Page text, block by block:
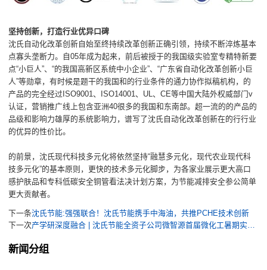
坚持创新，打造行业优异口碑
沈氏自动化改革创新自始至终持续改革创新正确引领，持续不断淬炼基本
点寡头垄断力。自05年成为起来，前后被授于的我国级实验室专精特新要
点“小巨人”、“的我国高新区系统中小企业”、“广东省自动化改革创新小巨
人”等勋章，有时候是题干的我国和的行业条件的通力协作拟稿机构，的
产品的完全经过ISO9001、ISO14001、UL、CE等中国大陆外权威部门v
认证，营销推广线上包含亚洲40很多的我国和东南部。超一流的的产品的
品级和影响力雄厚的系统影响力，谱写了沈氏自动化改革创新在的行行业
的优异的性价比。
的前景，沈氏现代科技多元化将依然坚持“融慧多元化，现代农业现代科
技多元化”的基本原则，更快的技术多元化脚步，为各家业展示更大高口
感护肤品和专科低碳安全铜管看法决计划方案，为节能减排安全参公简单
更大贡献者。
下一条沈氏节能:强强联合！沈氏节能携手中海油，共推PCHE技术创新
下一次
新闻分组